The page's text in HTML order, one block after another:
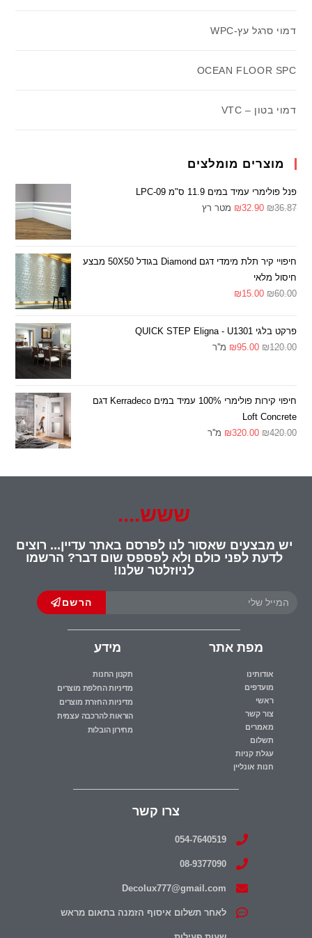
דמוי סרגל עץ-WPC
OCEAN FLOOR SPC
דמוי בטון – VTC
מוצרים מומלצים
פנל פולימרי עמיד במים 11.9 ס"מ LPC-09
₪36.87
₪32.90 מטר רץ
חיפויי קיר תלת מימדי דגם Diamond בגודל 50X50 מבצע
חיסול מלאי
₪60.00
₪15.00
פרקט בלגי QUICK STEP Eligna - U1301
₪120.00
₪95.00 מ''ר
חיפוי קירות פולימרי 100% עמיד במים Kerradeco דגם
Loft Concrete
₪420.00
₪320.00 מ''ר
צרו קשר
054-7640519
08-9377090
Decolux777@gmail.com
לאחר תשלום איסוף הזמנה בתאום מראש
מידע
תקנון החנות
מדיניות החלפת מוצרים
מדיניות החזרת מוצרים
הוראות להרכבה עצמית
מחירון הובלות
מפת אתר
אודותינו
מועדפים
ראשי
צור קשר
מאמרים
תשלום
עגלת קניות
חנות אונליין
ששש....
יש מבצעים שאסור לנו לפרסם באתר עדיין... רוצים
לדעת לפני כולם ולא לפספס שום דבר? הרשמו
לניוזלטר שלנו!
הרשם